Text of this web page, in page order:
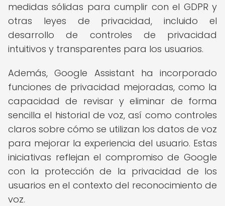
medidas sólidas para cumplir con el GDPR y
otras leyes de privacidad, incluido el
desarrollo de controles de privacidad
intuitivos y transparentes para los usuarios.
Además, Google Assistant ha incorporado
funciones de privacidad mejoradas, como la
capacidad de revisar y eliminar de forma
sencilla el historial de voz, así como controles
claros sobre cómo se utilizan los datos de voz
para mejorar la experiencia del usuario. Estas
iniciativas reflejan el compromiso de Google
con la protección de la privacidad de los
usuarios en el contexto del reconocimiento de
voz.